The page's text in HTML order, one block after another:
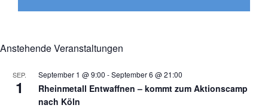
Anstehende Veranstaltungen
SEP.
1
September 1 @ 9:00 -September 6 @ 21:00
Rheinmetall Entwaffnen – kommt zum Aktionscamp
nach Köln